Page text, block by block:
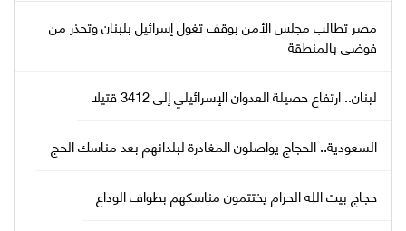
مصر تطالب مجلس الأمن بوقف تغول إسرائيل بلبنان وتحذر من
فوضى بالمنطقة
لبنان.. ارتفاع حصيلة العدوان الإسرائيلي إلى 3412 قتيلا
السعودية.. الحجاج يواصلون المغادرة لبلدانهم بعد مناسك الحج
حجاج بيت الله الحرام يختتمون مناسكهم بطواف الوداع